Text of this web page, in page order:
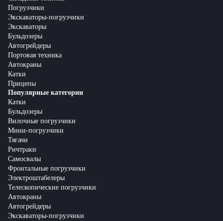
Погрузчики
Экскаваторы-погрузчики
Экскаваторы
Бульдозеры
Автогрейдеры
Портовая техника
Автокраны
Катки
Прицепы
Популярные категории
Катки
Бульдозеры
Вилочные погрузчики
Мини-погрузчики
Тягачи
Ричтраки
Самосвалы
Фронтальные погрузчики
Электроштабелеры
Телескопические погрузчики
Автокраны
Автогрейдеры
Экскаваторы-погрузчики